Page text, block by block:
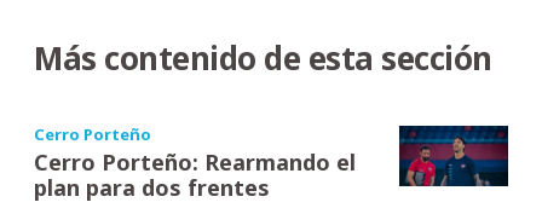
Más contenido de esta sección
Cerro Porteño
Cerro Porteño: Rearmando el
plan para dos frentes